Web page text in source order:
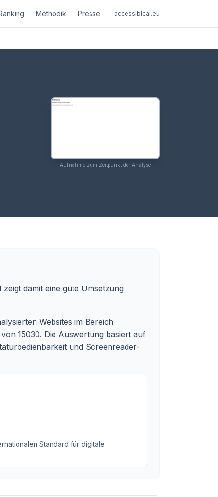
Methodik Presse accessibleai.eu
Aufnahme zum Zeitpunkt der Analyse
zeigt damit eine gute Umsetzung
Websites im Bereich
15030. Die Auswertung basiert auf
und Screenreader-
Standard für digitale